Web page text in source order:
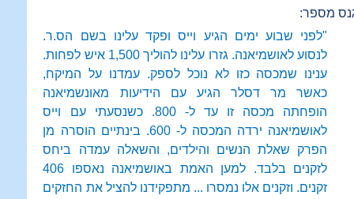
מספר:
"לפני שבוע ימים הגיע וייס ופקד עלינו בשם הס.ר.
לנסוע לאושמיאנה. גזרו עלינו להוליך 1,500 איש לפחות.
ענינו שמכסה כזו לא נוכל לספק. עמדנו על המיקח,
כאשר מר דסלר הגיע עם הידיעות מאונשמיאנה
הופחתה מכסה זו עד ל- 800. כשנסעתי עם וייס
לאושמיאנה ירדה המכסה ל- 600. בינתיים הוסרה מן
הפרק שאלת הנשים והילדים, והשאלה עמדה ביחס
לזקנים בלבד. למען האמת באושמיאנה נאספו 406
זקנים. וזקנים אלו נמסרו ... מתפקידנו להציל את החזקים